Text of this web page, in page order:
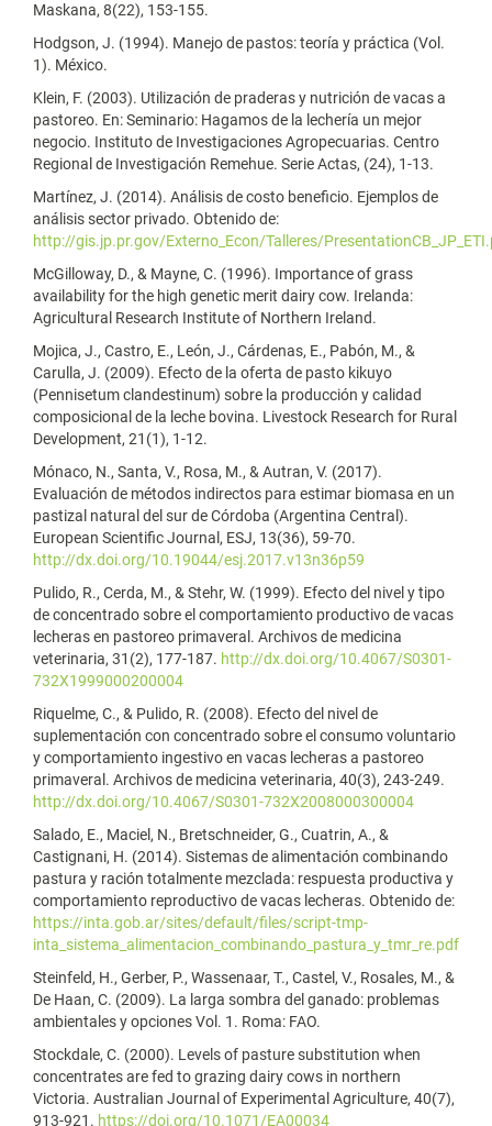
Maskana, 8(22), 153-155.
Hodgson, J. (1994). Manejo de pastos: teoría y práctica (Vol.
1). México.
Klein, F. (2003). Utilización de praderas y nutrición de vacas a
pastoreo. En: Seminario: Hagamos de la lechería un mejor
negocio. Instituto de Investigaciones Agropecuarias. Centro
Regional de Investigación Remehue. Serie Actas, (24), 1-13.
Martínez, J. (2014). Análisis de costo beneficio. Ejemplos de
análisis sector privado. Obtenido de:
http://gis.jp.pr.gov/Externo_Econ/Talleres/
McGilloway, D., & Mayne, C. (1996). Importance of grass
availability for the high genetic merit dairy cow. Irelanda:
Agricultural Research Institute of Northern Ireland.
Mojica, J., Castro, E., León, J., Cárdenas, E., Pabón, M., &
Carulla, J. (2009). Efecto de la oferta de pasto kikuyo
(Pennisetum clandestinum) sobre la producción y calidad
composicional de la leche bovina. Livestock Research for Rural
Development, 21(1), 1-12.
Mónaco, N., Santa, V., Rosa, M., & Autran, V. (2017).
Evaluación de métodos indirectos para estimar biomasa en un
pastizal natural del sur de Córdoba (Argentina Central).
European Scientific Journal, ESJ, 13(36), 59-70.
http://dx.doi.org/10.19044/esj.2017.v13n36p59
Pulido, R., Cerda, M., & Stehr, W. (1999). Efecto del nivel y tipo
de concentrado sobre el comportamiento productivo de vacas
lecheras en pastoreo primaveral. Archivos de medicina
veterinaria, 31(2), 177-187. http://dx.doi.org/10.4067/S0301-
732X1999000200004
Riquelme, C., & Pulido, R. (2008). Efecto del nivel de
suplementación con concentrado sobre el consumo voluntario
y comportamiento ingestivo en vacas lecheras a pastoreo
primaveral. Archivos de medicina veterinaria, 40(3), 243-249.
http://dx.doi.org/10.4067/S0301-732X2008000300004
Salado, E., Maciel, N., Bretschneider, G., Cuatrin, A., &
Castignani, H. (2014). Sistemas de alimentación combinando
pastura y ración totalmente mezclada: respuesta productiva y
comportamiento reproductivo de vacas lecheras. Obtenido de:
https://inta.gob.ar/sites/default/files/script-tmp-
inta_sistema_alimentacion_combinando_pastura_y_tmr_re.pdf
Steinfeld, H., Gerber, P., Wassenaar, T., Castel, V., Rosales, M., &
De Haan, C. (2009). La larga sombra del ganado: problemas
ambientales y opciones Vol. 1. Roma: FAO.
Stockdale, C. (2000). Levels of pasture substitution when
concentrates are fed to grazing dairy cows in northern
Victoria. Australian Journal of Experimental Agriculture, 40(7),
913-921. https://doi.org/10.1071/EA00034